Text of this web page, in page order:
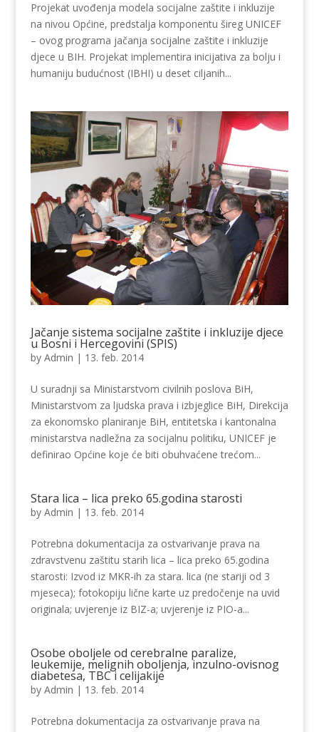
Projekat uvođenja modela socijalne zaštite i inkluzije
na nivou Općine, predstalja komponentu šireg UNICEF
– ovog programa jačanja socijalne zaštite i inkluzije
djece u BIH. Projekat implementira inicijativa za bolju i
humaniju budućnost (IBHI) u deset ciljanih...
Jačanje sistema socijalne zaštite i inkluzije djece
u Bosni i Hercegovini (SPIS)
by Admin | 13. feb. 2014
U suradnji sa Ministarstvom civilnih poslova BiH,
Ministarstvom za ljudska prava i izbjeglice BiH, Direkcija
za ekonomsko planiranje BiH, entitetska i kantonalna
ministarstva nadležna za socijalnu politiku, UNICEF je
definirao Općine koje će biti obuhvaćene trećom...
Stara lica – lica preko 65.godina starosti
by Admin | 13. feb. 2014
Potrebna dokumentacija za ostvarivanje prava na
zdravstvenu zaštitu starih lica – lica preko 65.godina
starosti: Izvod iz MKR-ih za stara. lica (ne stariji od 3
mjeseca); fotokopiju lične karte uz predočenje na uvid
originala; uvjerenje iz BIZ-a; uvjerenje iz PIO-a...
Osobe oboljele od cerebralne paralize,
leukemije, melignih oboljenja, inzulno-ovisnog
diabetesa, TBC i celijakije
by Admin | 13. feb. 2014
Potrebna dokumentacija za ostvarivanje prava na